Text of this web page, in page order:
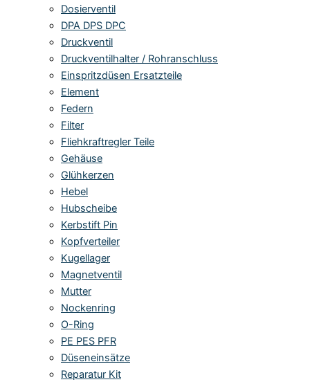
Dosierventil
DPA DPS DPC
Druckventil
Druckventilhalter / Rohranschluss
Einspritzdüsen Ersatzteile
Element
Federn
Filter
Fliehkraftregler Teile
Gehäuse
Glühkerzen
Hebel
Hubscheibe
Kerbstift Pin
Kopfverteiler
Kugellager
Magnetventil
Mutter
Nockenring
O-Ring
PE PES PFR
Düseneinsätze
Reparatur Kit